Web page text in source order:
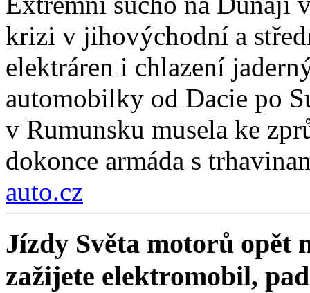
krizi v jihovýchodní a
elektráren i chlazení
automobilky od Dacie po
v Rumunsku musela ke
dokonce armáda s
auto.cz
Jízdy Světa motorů opět
zažijete elektromobil,